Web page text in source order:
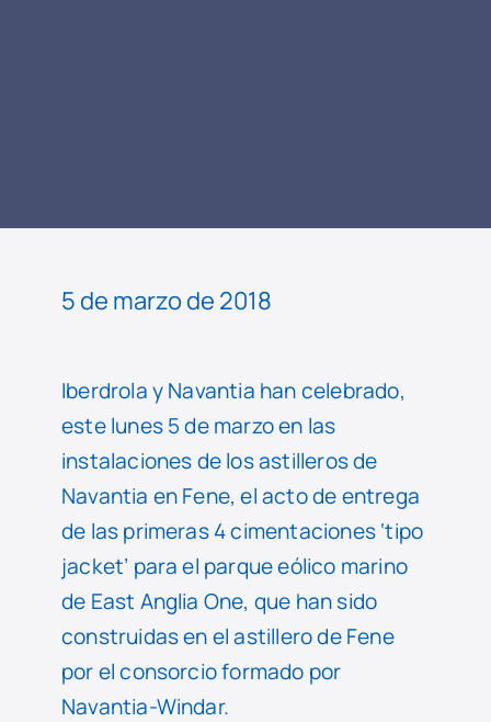
5 de marzo de 2018
Iberdrola y Navantia han celebrado,
este lunes 5 de marzo en las
instalaciones de los astilleros de
Navantia en Fene, el acto de entrega
de las primeras 4 cimentaciones ‘tipo
jacket’ para el parque eólico marino
de East Anglia One, que han sido
construidas en el astillero de Fene
por el consorcio formado por
Navantia-Windar.